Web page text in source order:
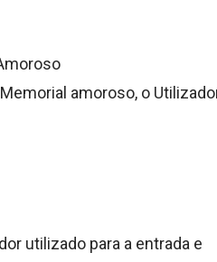
amoroso, o
utilizado para a entrada e